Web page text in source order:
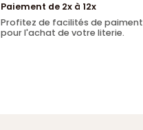
Paiement de 2x à 12x
Profitez de facilités de paiment
pour l'achat de votre literie.